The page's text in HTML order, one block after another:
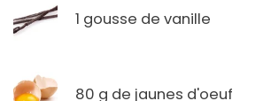
1 gousse de vanille
80 g de jaunes d'oeuf